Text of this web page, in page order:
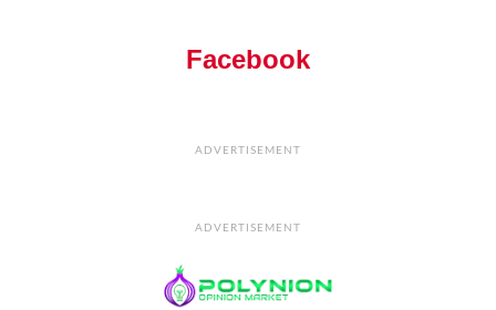
Facebook
ADVERTISEMENT
ADVERTISEMENT